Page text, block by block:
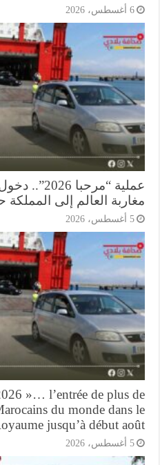
العالم إلى المملكة
2026 »… l’entrée de plus
Marocains du monde
Royaume jusqu’à début